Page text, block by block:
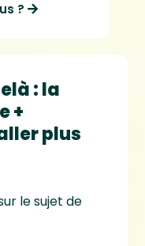
?
: la
+
plus
le sujet de